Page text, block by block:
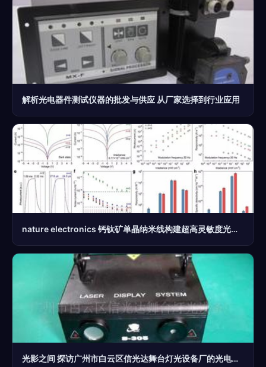
解析光电器件测试仪器的批发与供应 从厂家选择到行业应用
nature electronics 钙钛矿单晶纳米线构建超高灵敏度光电探测器 光电器件前沿突破
光影之间 探访广州市白云区信光达舞台灯光设备厂的光电器件与图库之美